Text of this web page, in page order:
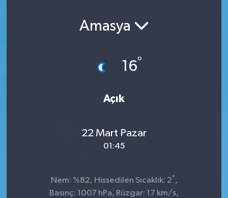
Amasya
16°
Açık
22 Mart Pazar
01:45
Nem: %82, Hissedilen Sıcaklık: 2° ,
Basınç: 1007 hPa, Rüzgar: 17 km/s,